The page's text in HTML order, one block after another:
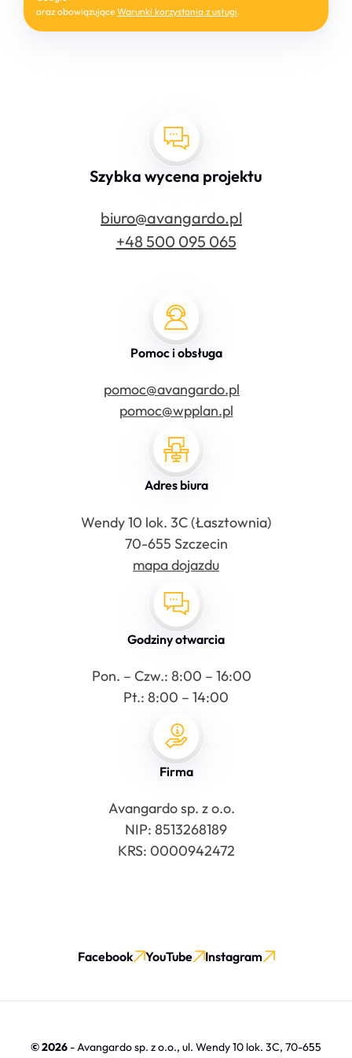
tej stronie .
oraz obowiązujące Warunki korzystania z usługi.
Szybka wycena projektu
biuro@avangardo.pl
+48 500 095 065
Pomoc i obsługa
pomoc@avangardo.pl
pomoc@wpplan.pl
Adres biura
Wendy 10 lok. 3C (Łasztownia)
70-655 Szczecin
mapa dojazdu
Godziny otwarcia
Pon. – Czw.: 8:00 – 16:00
Pt.: 8:00 – 14:00
Firma
Avangardo sp. z o.o.
NIP: 8513268189
KRS: 0000942472
Facebook YouTube Instagram
© 2026 - Avangardo sp. z o.o., ul. Wendy 10 lok. 3C, 70-655